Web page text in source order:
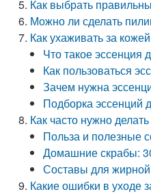
Как выбрать
Можно ли сделать
Как ухаживать за
Что такое эссенция
Как пользоваться
Зачем нужна
Подборка эссенций
Как часто нужно
Польза и полезные
Домашние скрабы:
Составы для
Какие ошибки в уходе